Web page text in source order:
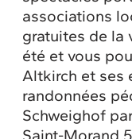
associations
gratuites de la
été et vous
Altkirch et ses
randonnées
Schweighof